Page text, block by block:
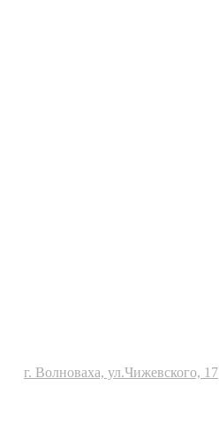
г. Волноваха, ул.Чижевского, 17